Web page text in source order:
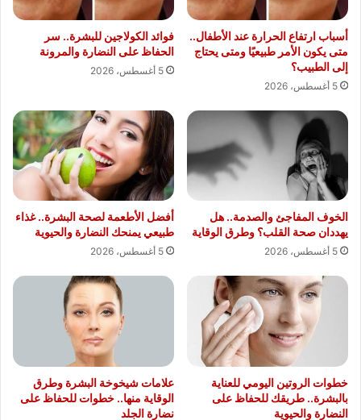
أسباب ارتفاع الحرارة عند الأطفال..
متى يكون الأمر طبيعيًا ومتى يحتاج
إلى الطبيب؟
5 أغسطس، 2026
فوائد الكولاجين للبشرة.. سر
الحفاظ على النضارة والمرونة
5 أغسطس، 2026
الخوف المفاجئ والصدمة.. هل
يهددان صحة القلب؟ وطرق الوقاية
5 أغسطس، 2026
أفضل الأطعمة لصحة البشرة.. غذاء
طبيعي يمنحك النضارة والحيوية
5 أغسطس، 2026
خطوات الروتين اليومي للعناية
بالبشرة.. طريقك للحفاظ على
النضارة والحيوية
علامات شيخوخة البشرة وطرق
الوقاية منها.. خطوات للحفاظ على
نضارة الجلد